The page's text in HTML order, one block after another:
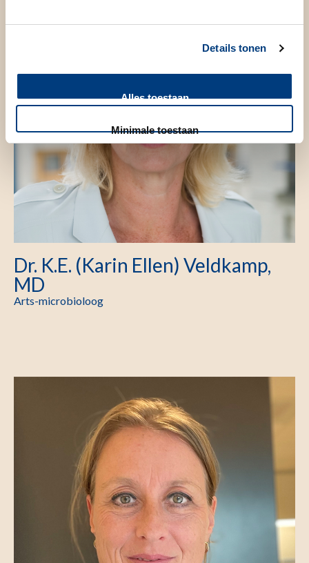
Details tonen
Alles toestaan
Minimale toestaan
Dr. K.E. (Karin Ellen) Veldkamp,
MD
Arts-microbioloog